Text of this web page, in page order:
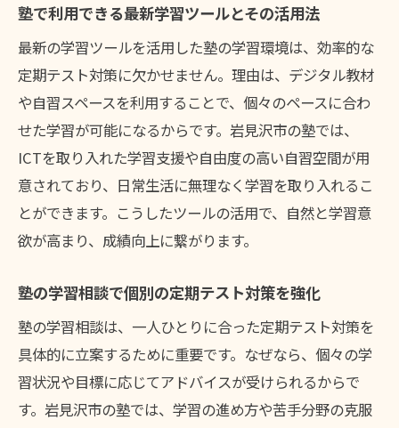
塾で利用できる最新学習ツールとその活用法
最新の学習ツールを活用した塾の学習環境は、効率的な
定期テスト対策に欠かせません。理由は、デジタル教材
や自習スペースを利用することで、個々のペースに合わ
せた学習が可能になるからです。岩見沢市の塾では、
ICTを取り入れた学習支援や自由度の高い自習空間が用
意されており、日常生活に無理なく学習を取り入れるこ
とができます。こうしたツールの活用で、自然と学習意
欲が高まり、成績向上に繋がります。
塾の学習相談で個別の定期テスト対策を強化
塾の学習相談は、一人ひとりに合った定期テスト対策を
具体的に立案するために重要です。なぜなら、個々の学
習状況や目標に応じてアドバイスが受けられるからで
す。岩見沢市の塾では、学習の進め方や苦手分野の克服